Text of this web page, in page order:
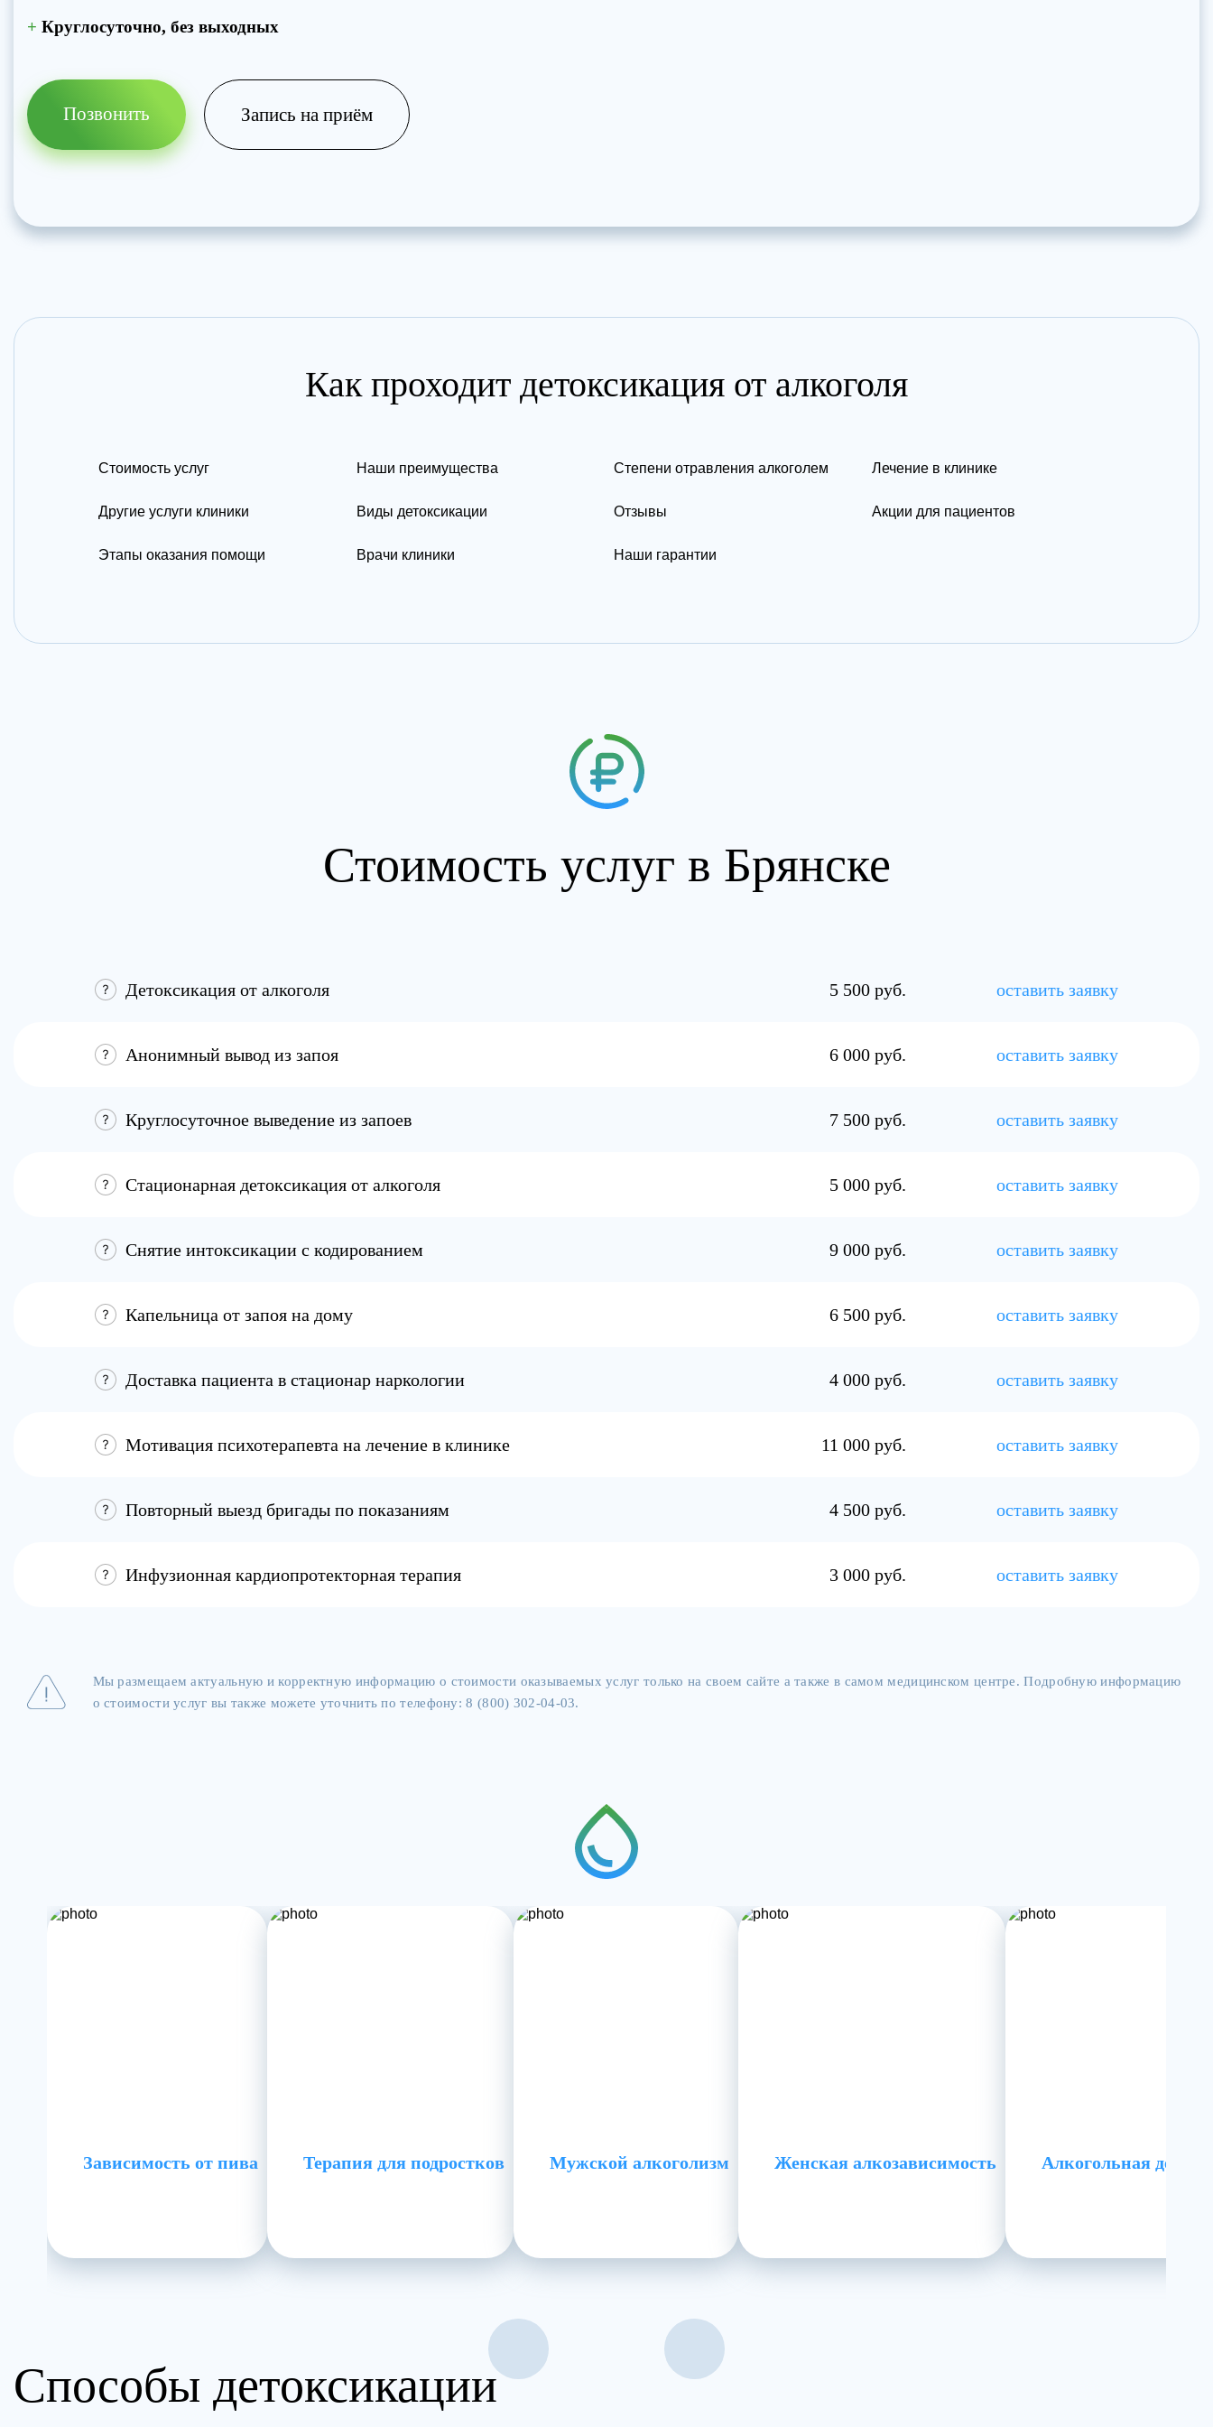
+ Круглосуточно, без выходных
Позвонить Запись на приём
Как проходит детоксикация от алкоголя
Стоимость услуг
Другие услуги клиники
Этапы оказания помощи
Наши преимущества
Виды детоксикации
Врачи клиники
Степени отравления алкоголем
Отзывы
Наши гарантии
Лечение в клинике
Акции для пациентов
Стоимость услуг в Брянске
Детоксикация от алкоголя 5 500 руб. оставить заявку
Анонимный вывод из запоя 6 000 руб. оставить заявку
Круглосуточное выведение из запоев 7 500 руб. оставить заявку
Стационарная детоксикация от алкоголя 5 000 руб. оставить заявку
Снятие интоксикации с кодированием 9 000 руб. оставить заявку
Капельница от запоя на дому 6 500 руб. оставить заявку
Доставка пациента в стационар наркологии 4 000 руб. оставить заявку
Мотивация психотерапевта на лечение в клинике 11 000 руб. оставить заявку
Повторный выезд бригады по показаниям 4 500 руб. оставить заявку
Инфузионная кардиопротекторная терапия 3 000 руб. оставить заявку
Мы размещаем актуальную и корректную информацию о стоимости оказываемых услуг только на своем сайте а также в самом медицинском центре. Подробную информацию
о стоимости услуг вы также можете уточнить по телефону: 8 (800) 302-04-03.
Зависимость от пива Терапия для подростков Мужской алкоголизм Женская алкозависимость Алкогольная
Способы детоксикации